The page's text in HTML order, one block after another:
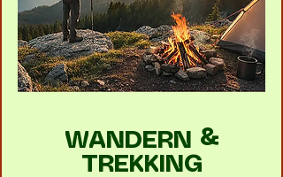
WANDERN &
TREKKING